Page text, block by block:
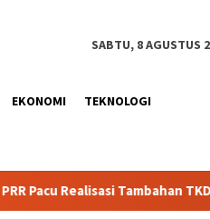
SABTU, 8 AGUSTUS
EKONOMI TEKNOLOGI
Tambahan TKD Aceh